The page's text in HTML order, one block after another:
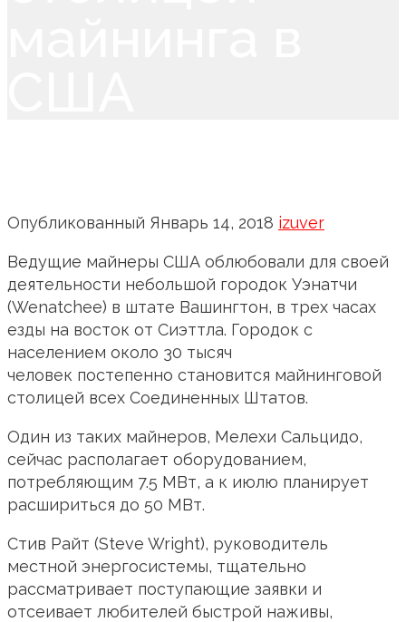
Опубликованный Январь 14, 2018 izuver
Ведущие майнеры США облюбовали для своей
деятельности небольшой городок Уэнатчи
(Wenatchee) в штате Вашингтон, в трех часах
езды на восток от Сиэттла. Городок с
населением около 30 тысяч
человек постепенно становится майнинговой
столицей всех Соединенных Штатов.
Один из таких майнеров, Мелехи Сальцидо,
сейчас располагает оборудованием,
потребляющим 7.5 МВт, а к июлю планирует
расшириться до 50 МВт.
Стив Райт (Steve Wright), руководитель
местной энергосистемы, тщательно
рассматривает поступающие заявки и
отсеивает любителей быстрой наживы,